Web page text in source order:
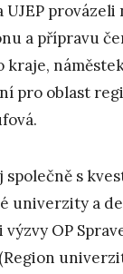
UJEP
a přípravu
kraje,
pro oblast
s
univerzity a
OP